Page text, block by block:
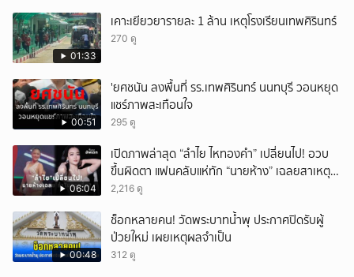
01:33
เคาะเยียวยารายละ 1 ล้าน เหตุโรงเรียนเทพศิรินทร์
270 ดู
00:51
'ยศชนัน ลงพื้นที่ รร.เทพศิรินทร์ นนทบุรี วอนหยุด
แชร์ภาพสะเทือนใจ
295 ดู
06:04
เปิดภาพล่าสุด “ลำไย ไหทองคำ” เปลี่ยนไป! อวบ
ขึ้นผิดตา แฟนคลับแห่ทัก “นายห้าง” เฉลยสาเหตุ
ชัด!
2,216 ดู
00:48
ช็อกหลายคน! วัดพระบาทน้ำพุ ประกาศปิดรับผู้
ป่วยใหม่ เผยเหตุผลจำเป็น
312 ดู